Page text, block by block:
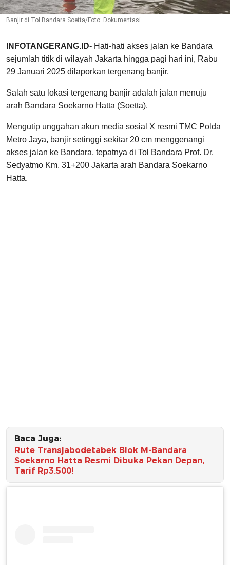
Banjir di Tol Bandara Soetta/Foto: Dokumentasi
INFOTANGERANG.ID- Hati-hati akses jalan ke Bandara
sejumlah titik di wilayah Jakarta hingga pagi hari ini, Rabu
29 Januari 2025 dilaporkan tergenang banjir.
Salah satu lokasi tergenang banjir adalah jalan menuju
arah Bandara Soekarno Hatta (Soetta).
Mengutip unggahan akun media sosial X resmi TMC Polda
Metro Jaya, banjir setinggi sekitar 20 cm menggenangi
akses jalan ke Bandara, tepatnya di Tol Bandara Prof. Dr.
Sedyatmo Km. 31+200 Jakarta arah Bandara Soekarno
Hatta.
Baca Juga:
Rute Transjabodetabek Blok M-Bandara
Soekarno Hatta Resmi Dibuka Pekan Depan,
Tarif Rp3.500!